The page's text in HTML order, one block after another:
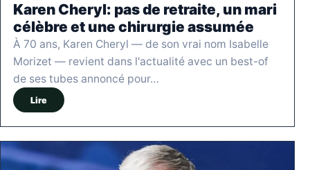
Karen Cheryl: pas de retraite, un mari
célèbre et une chirurgie assumée
À 70 ans, Karen Cheryl — de son vrai nom Isabelle
Morizet — revient dans l'actualité avec un best-of
de ses tubes annoncé pour…
Lire